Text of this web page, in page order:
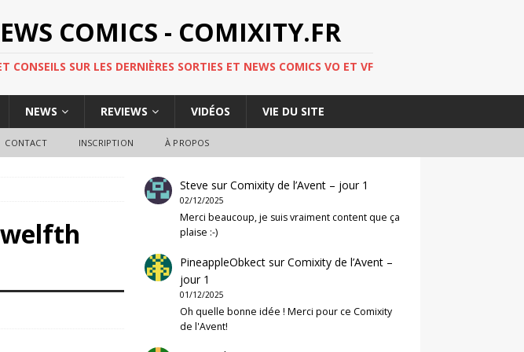
COMICS - COMIXITY.FR
SUR LES DERNIÈRES SORTIES ET NEWS COMICS VO ET VF
NEWS REVIEWS VIDÉOS VIE DU SITE
CONTACT INSCRIPTION À PROPOS
Steve surComixity de l’Avent – jour 1
02/12/2025
Merci beaucoup, je suis vraiment content que ça
plaise :-)
PineappleObkect surComixity de l’Avent –
jour 1
01/12/2025
Oh quelle bonne idée ! Merci pour ce Comixity
de l'Avent!